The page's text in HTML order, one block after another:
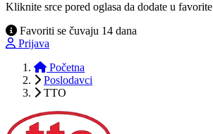
Kliknite srce pored oglasa da dodate u favorite
Favoriti se čuvaju 14 dana
Prijava
Početna
Poslodavci
TTO